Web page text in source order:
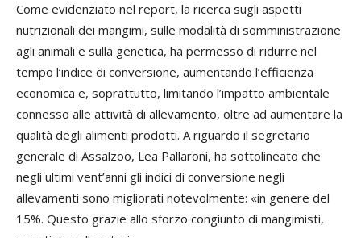
Come evidenziato nel report, la ricerca sugli aspetti
nutrizionali dei mangimi, sulle modalità di somministrazione
agli animali e sulla genetica, ha permesso di ridurre nel
tempo l’indice di conversione, aumentando l’efficienza
economica e, soprattutto, limitando l’impatto ambientale
connesso alle attività di allevamento, oltre ad aumentare la
qualità degli alimenti prodotti. A riguardo il segretario
generale di Assalzoo, Lea Pallaroni, ha sottolineato che
negli ultimi vent’anni gli indici di conversione negli
allevamenti sono migliorati notevolmente: «in genere del
15%. Questo grazie allo sforzo congiunto di mangimisti,